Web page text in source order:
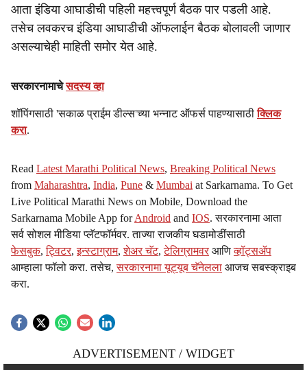
आता इंडिया आघाडीची पहिली महत्त्वपूर्ण बैठक पार पडली आहे.
तसेच लवकरच इंडिया आघाडीची ऑफलाईन बैठक बोलावली जाणार
असल्याचेही माहिती समोर येत आहे.
सरकारनामाचेसदस्य व्हा
शॉपिंगसाठी 'सकाळ प्राईम डील्स'च्या भन्नाट ऑफर्स पाहण्यासाठीक्लिक
करा.
Read Latest Marathi Political News, Breaking Political News
from Maharashtra, India, Pune & Mumbai at Sarkarnama. To Get
Live Political Marathi News on Mobile, Download the
Sarkarnama Mobile App forAndroid and IOS. सरकारनामा आता
सर्व सोशल मीडिया प्लॅटफॉर्मवर. ताज्या राजकीय घडामोडींसाठी
फेसबुक,ट्विटर,इन्स्टाग्राम,शेअर चॅट,टेलिग्रामवर आणिव्हॉट्सॲप
आम्हाला फॉलो करा. तसेच,सरकारनामा यूट्यूब चॅनेलला आजच सबस्क्राइब
करा.
ADVERTISEMENT / WIDGET